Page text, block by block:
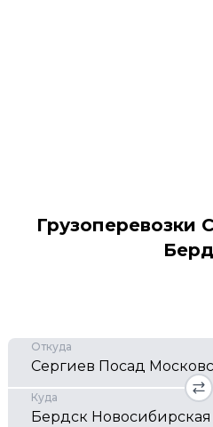
Грузоперевозки
Откуда
Куда